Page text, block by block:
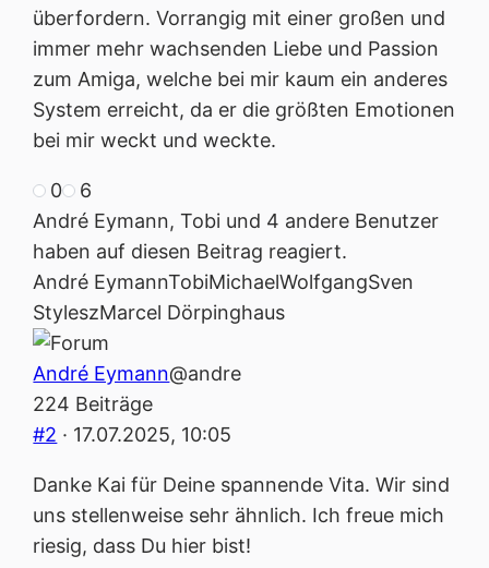
überfordern. Vorrangig mit einer großen und
immer mehr wachsenden Liebe und Passion
zum Amiga, welche bei mir kaum ein anderes
System erreicht, da er die größten Emotionen
bei mir weckt und weckte.
Anklicken
für
Daumen
nach
unten.
0 Anklicken
für
Daumen
nach
oben.
6
André Eymann, Tobi und 4 andere Benutzer
haben auf diesen Beitrag reagiert.
André EymannTobiMichaelWolfgangSven
StyleszMarcel Dörpinghaus
André Eymann@andre
224 Beiträge
#2 · 17.07.2025, 10:05
Danke Kai für Deine spannende Vita. Wir sind
uns stellenweise sehr ähnlich. Ich freue mich
riesig, dass Du hier bist!